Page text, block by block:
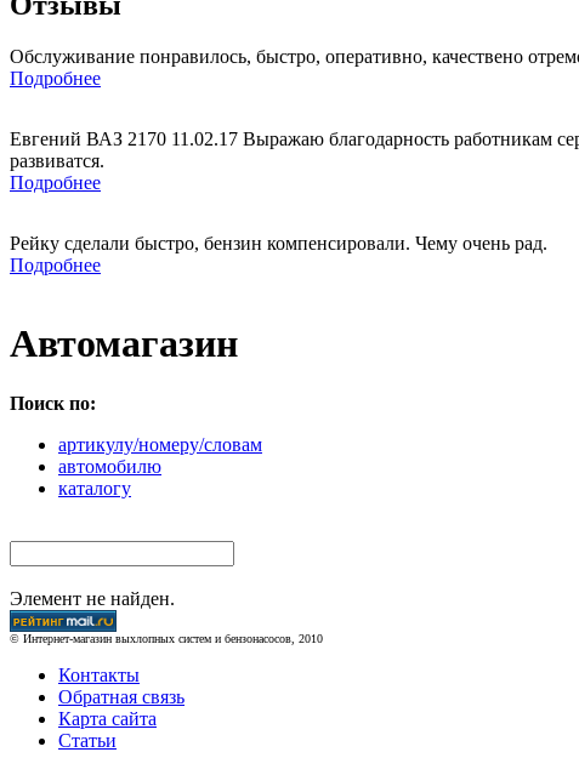
Обслуживание понравилось, быстро, оперативно, качествено
Подробнее
Евгений ВАЗ 2170 11.02.17 Выражаю благодарность работникам
развиватся.
Подробнее
Рейку сделали быстро, бензин компенсировали. Чему очень рад.
Подробнее
Автомагазин
Поиск по:
артикулу/номеру/словам
автомобилю
каталогу
Элемент не найден.
© Интернет-магазин выхлопных систем и бензонасосов, 2010
Контакты
Обратная связь
Карта сайта
Статьи